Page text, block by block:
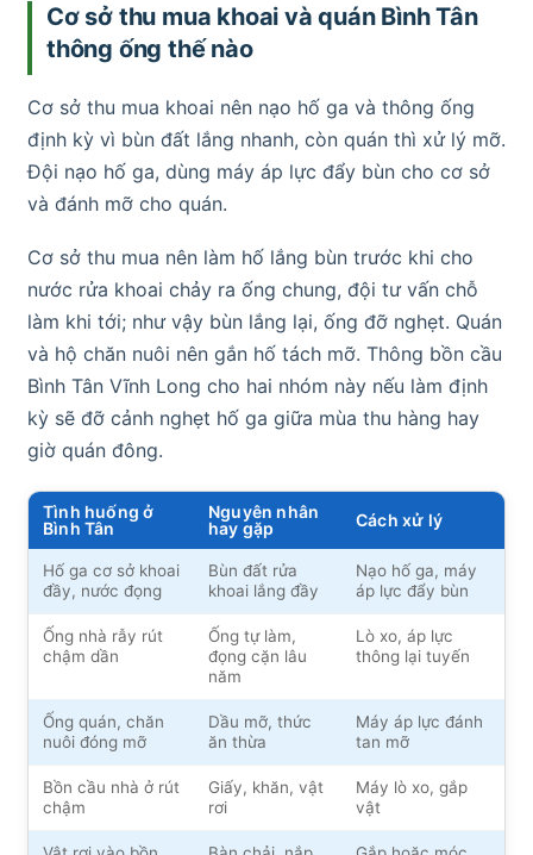
Cơ sở thu mua khoai và quán Bình Tân
thông ống thế nào
Cơ sở thu mua khoai nên nạo hố ga và thông ống
định kỳ vì bùn đất lắng nhanh, còn quán thì xử lý mỡ.
Đội nạo hố ga, dùng máy áp lực đẩy bùn cho cơ sở
và đánh mỡ cho quán.
Cơ sở thu mua nên làm hố lắng bùn trước khi cho
nước rửa khoai chảy ra ống chung, đội tư vấn chỗ
làm khi tới; như vậy bùn lắng lại, ống đỡ nghẹt. Quán
và hộ chăn nuôi nên gắn hố tách mỡ. Thông bồn cầu
Bình Tân Vĩnh Long cho hai nhóm này nếu làm định
kỳ sẽ đỡ cảnh nghẹt hố ga giữa mùa thu hàng hay
giờ quán đông.
Tình huống ở
Bình Tân
Nguyên nhân
hay gặp
Cách xử lý
Hố ga cơ sở khoai
đầy, nước đọng
Bùn đất rửa
khoai lắng đầy
Nạo hố ga, máy
áp lực đẩy bùn
Ống nhà rẫy rút
chậm dần
Ống tự làm,
đọng cặn lâu
năm
Lò xo, áp lực
thông lại tuyến
Ống quán, chăn
nuôi đóng mỡ
Dầu mỡ, thức
ăn thừa
Máy áp lực đánh
tan mỡ
Bồn cầu nhà ở rút
chậm
Giấy, khăn, vật
rơi
Máy lò xo, gắp
vật